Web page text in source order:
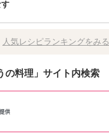
す
人気レシピランキングをみる
の料理」サイト内検索